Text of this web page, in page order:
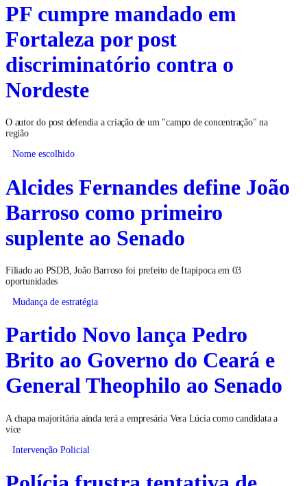
PF cumpre mandado em
Fortaleza por post
discriminatório contra o
Nordeste
O autor do post defendia a criação de um "campo de concentração" na
região
Nome escolhido
Alcides Fernandes define João
Barroso como primeiro
suplente ao Senado
Filiado ao PSDB, João Barroso foi prefeito de Itapipoca em 03
oportunidades
Mudança de estratégia
Partido Novo lança Pedro
Brito ao Governo do Ceará e
General Theophilo ao Senado
A chapa majoritária ainda terá a empresária Vera Lúcia como candidata a
vice
Intervenção Policial